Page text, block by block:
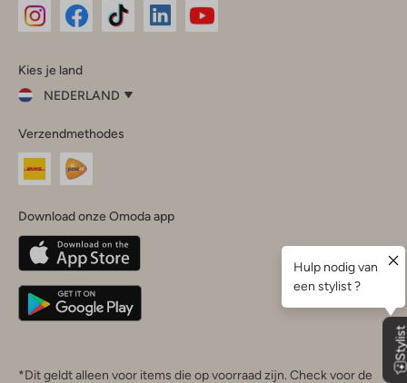
InstagramFacebook
Kies je land
NEDERLAND
je
land
Nederland
Belgique(Français)
Deutschland
Verzendmethodes
Download onze Omoda app
*Dit geldt alleen voor items die op voorraad zijn. Check voor de